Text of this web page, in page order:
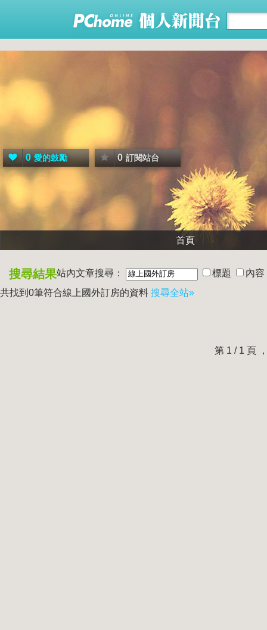
0 愛的鼓勵 0 訂閱站台
首頁
搜尋結果站內文章搜尋： 標題
內容
共找到0筆符合線上國外訂房的資料 搜尋全站»
第 1 / 1